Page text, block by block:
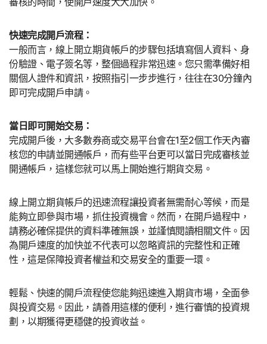
快速完成開戶流程：
一般而言，線上開立期貨帳戶的步驟包括填寫個人資料、身
份驗證、電子簽名等，整個過程非常迅速。您只需準備好相
關個人證件和資訊，按照指引一步步進行，往往在30分鐘內
即可完成開戶申請。
當日即可開始交易：
完成開戶後，大多數券商或交易平台會在1至2個工作天內審
核您的申請並開通帳戶，而有些平台更可以當日完成審核並
開通帳戶，這樣您就可以馬上開始進行期貨交易。
線上開立期貨帳戶的迅速流程讓投資者無需耐心等候，而是
能夠立即參與市場，抓住投資機會。然而，在開戶過程中，
請務必確保提供的資料準確無誤，並謹慎閱讀相關文件。因
為開戶速度的加快並不代表可以忽略資訊的完整性和正確
性，這是保障投資者權益和交易安全的重要一環。
輕鬆、快速的開戶流程使您能夠迅速進入期貨市場，全面參
與投資交易。因此，請善用這樣的便利，進行審慎的投資規
劃，以期獲得更穩健的投資收益。